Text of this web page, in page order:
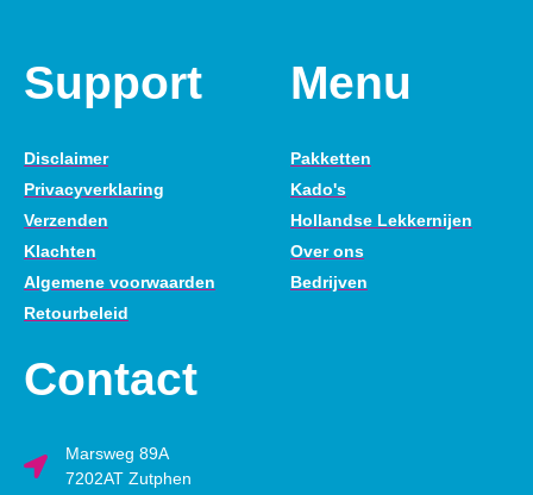
Support
Disclaimer
Privacyverklaring
Verzenden
Klachten
Algemene voorwaarden
Retourbeleid
Menu
Pakketten
Kado's
Hollandse Lekkernijen
Over ons
Bedrijven
Contact
Marsweg 89A
7202AT Zutphen